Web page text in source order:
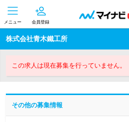
メニュー 会員登録
株式会社青木鐵工所
この求人は現在募集を行っていません。
その他の募集情報